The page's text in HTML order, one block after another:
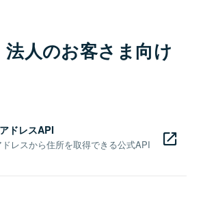
法人のお客さま向け
ドレスAPI
レスから住所を取得できる公式API